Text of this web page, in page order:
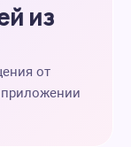
из
от